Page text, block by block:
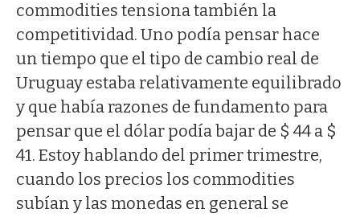
commodities tensiona también la
competitividad. Uno podía pensar hace
un tiempo que el tipo de cambio real de
Uruguay estaba relativamente equilibrado
y que había razones de fundamento para
pensar que el dólar podía bajar de $ 44 a $
41. Estoy hablando del primer trimestre,
cuando los precios los commodities
subían y las monedas en general se